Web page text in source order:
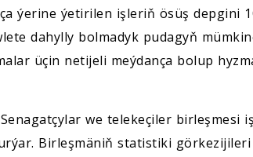
ýerine ýetirilen işleriň ösüş depgini
dahylly bolmadyk pudagyň
üçin netijeli meýdança bolup
we telekeçiler birleşmesi
Birleşmäniň statistiki